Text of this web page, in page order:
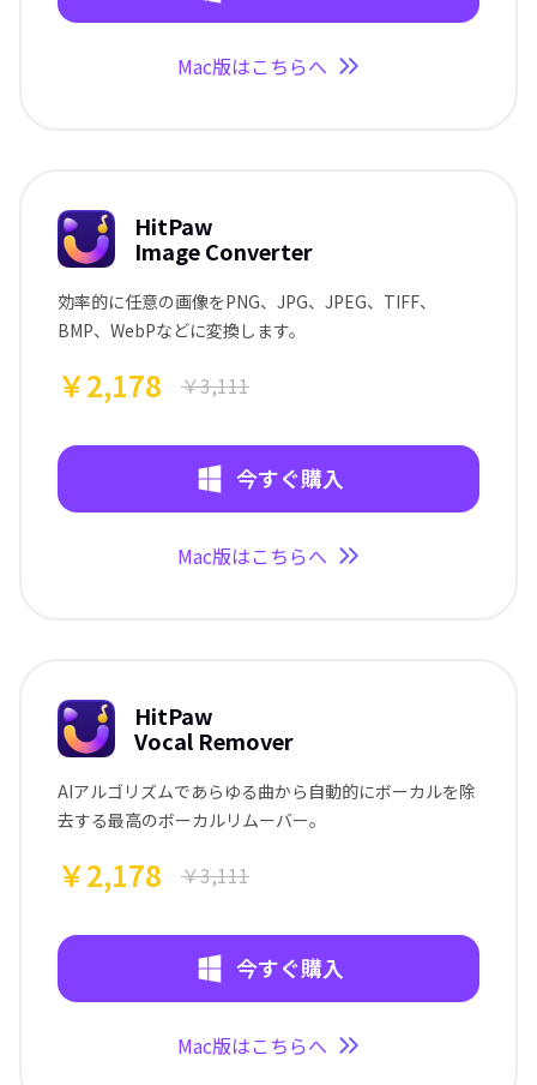
Mac版はこちらへ
HitPaw
Image Converter
効率的に任意の画像をPNG、JPG、JPEG、TIFF、
BMP、WebPなどに変換します。
￥2,178 ￥3,111
今すぐ購入
Mac版はこちらへ
HitPaw
Vocal Remover
AIアルゴリズムであらゆる曲から自動的にボーカルを除
去する最高のボーカルリムーバー。
￥2,178 ￥3,111
今すぐ購入
Mac版はこちらへ